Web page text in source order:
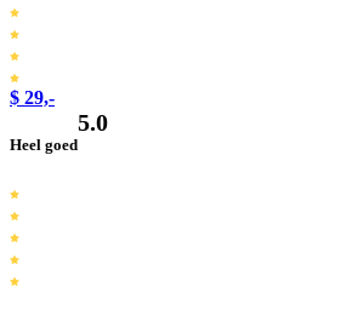
$ 29,-
Heel goed
5.0